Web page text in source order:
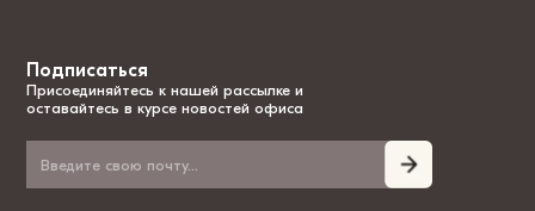
Подписаться
Присоединяйтесь к нашей рассылке и
оставайтесь в курсе новостей офиса